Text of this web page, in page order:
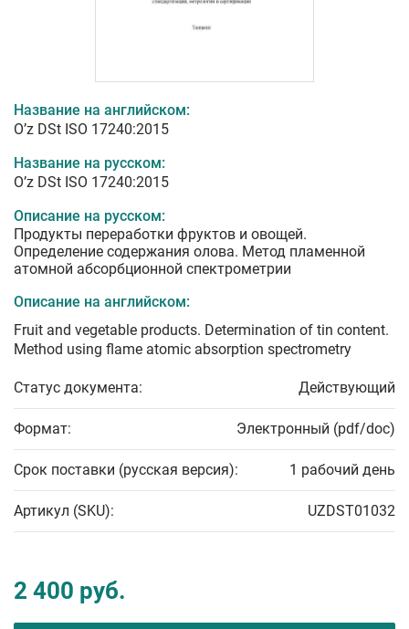
Название на английском:
O’z DSt ISO 17240:2015
Название на русском:
O’z DSt ISO 17240:2015
Описание на русском:
Продукты переработки фруктов и овощей.
Определение содержания олова. Метод пламенной
атомной абсорбционной спектрометрии
Описание на английском:
Fruit and vegetable products. Determination of tin content.
Method using flame atomic absorption spectrometry
Статус документа: Действующий
Формат: Электронный (pdf/doc)
Срок поставки (русская версия): 1 рабочий день
Артикул (SKU): UZDST01032
2 400 руб.